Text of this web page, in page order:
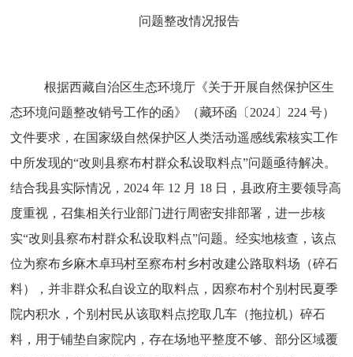
问题整改情况报告
根据西藏自治区生态环境厅《关于开展自然保护区生
态环境问题整改销号工作的函》（藏环函〔 2024〕 224号）
文件要求，在国家级自然保护区人类活动遥感线索核实工作
中所发现的“改则县察布村群众私设取料点”问题亟待解决。
结合我县实际情况， 2024年 12 月 18 日，县政府主要领导高
度重视，召集相关行业部门进行周密安排部署，进一步核
实“改则县察布村群众私设取料点”问题。经实地核查，该点
位为察布乡麻木卓玛村至察布村乡村改建公路取料场（碎石
料），并非群众私自设立的取料点，因察布村个别村民夏季
院内积水，个别村民从该取料点挖取几车（拖拉机）碎石
料，用于铺垫自家院内，存在场地平整度不够、部分区域覆